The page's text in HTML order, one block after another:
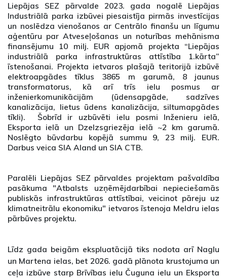
Liepājas SEZ pārvalde 2023. gada nogalē Liepājas
Industriālā parka izbūvei piesaistīja pirmās investīcijas
un noslēdza vienošanos ar Centrālo finanšu un līgumu
aģentūru par Atveseļošanas un noturības mehānisma
finansējumu 10 milj. EUR apjomā projekta “Liepājas
industriālā parka infrastruktūras attīstība 1.kārta”
īstenošanai. Projekta ietvaros plašajā teritorijā izbūvē
elektroapgādes tīklus 3865 m garumā, 8 jaunus
transformatorus, kā arī trīs ielu posmus ar
inženierkomunikācijām (ūdensapgāde, sadzīves
kanalizācija, lietus ūdens kanalizācija, siltumapgādes
tīkli). Šobrīd ir uzbūvēti ielu posmi Inženieru ielā,
Eksporta ielā un Dzelzsgriezēja ielā ~2 km garumā.
Noslēgto būvdarbu kopējā summu 9, 23 milj. EUR.
Darbus veica SIA Aland un SIA CTB.
Paralēli Liepājas SEZ pārvaldes projektam pašvaldība
pasākuma "Atbalsts uzņēmējdarbībai nepieciešamās
publiskās infrastruktūras attīstībai, veicinot pāreju uz
klimatneitrālu ekonomiku" ietvaros īstenoja Meldru ielas
pārbūves projektu.
Līdz gada beigām ekspluatācijā tiks nodota arī Naglu
un Martena ielas, bet 2026. gadā plānota krustojuma un
ceļa izbūve starp Brīvības ielu Čuguna ielu un Eksporta